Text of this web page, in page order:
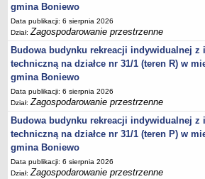
Realizacja inwestycji
przetargi
Konkursy
elektronizacja zamówień publicznych
zamówienia do 170 000 PLN
PRAWO LOKALNE
Statut
Uchwały
Projekty uchwał
Zarządzenia
gmina Boniewo
Data publikacji: 6 sierpnia 2026
Dział:Zagospodarowanie przestrzenne
Budowa budynku rekreacji indywidualnej z
techniczną na działce nr 31/1 (teren R) w
gmina Boniewo
Data publikacji: 6 sierpnia 2026
Dział:Zagospodarowanie przestrzenne
Budowa budynku rekreacji indywidualnej z
techniczną na działce nr 31/1 (teren P) w
gmina Boniewo
Data publikacji: 6 sierpnia 2026
Dział:Zagospodarowanie przestrzenne